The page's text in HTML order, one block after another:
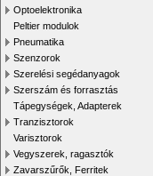
Optoelektronika
Peltier modulok
Pneumatika
Szenzorok
Szerelési segédanyagok
Szerszám és forrasztás
Tápegységek, Adapterek
Tranzisztorok
Varisztorok
Vegyszerek, ragasztók
Zavarszűrők, Ferritek